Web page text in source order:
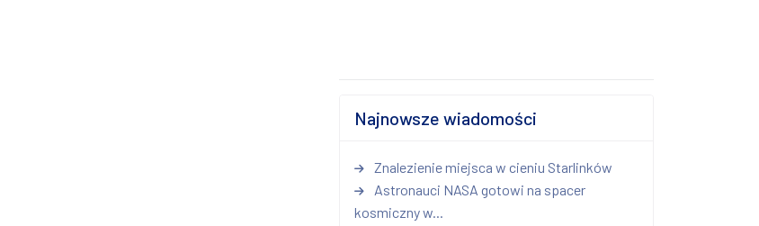
Najnowsze wiadomości
Znalezienie miejsca w cieniu Starlinków
Astronauci NASA gotowi na spacer
kosmiczny w...